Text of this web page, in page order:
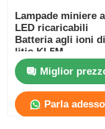
Lampada per
Lampade
lampada a tappo
Lampade miniere a
LED ricaricabili
Batteria agli ioni di
litio KL5M
Miglior
Parla